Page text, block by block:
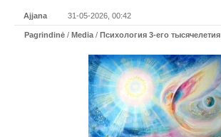
Ajjana 31-05-2026, 00:42
Pagrindinė / Media / Психология 3-его тысячелетия